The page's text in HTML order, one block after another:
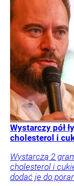
Wystarczy pół
cholesterol i
Wystarczą 2
cholesterol i
dodać je do